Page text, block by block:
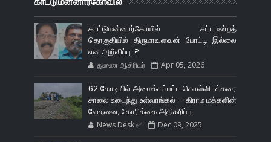
காட்டுமன்னார்கோயில் சட்டமன்றத்
தொகுதியில் திருமாவளவன் போட்டி இல்லை
என அறிவிப்பு..?
துணை ஆசிரியர் Apr 05, 2026
62 கோடியில் அமைக்கப்பட்ட கொள்ளிடக்கரை
சாலை உடைந்து உள்வாங்கல் – கிராம மக்களின்
வேதனை, கோரிக்கை அதிகரிப்பு.
News Desk ✅ Dec 09, 2025